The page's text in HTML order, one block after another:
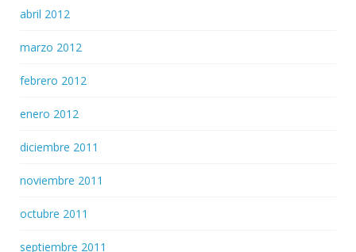
abril 2012
marzo 2012
febrero 2012
enero 2012
diciembre 2011
noviembre 2011
octubre 2011
septiembre 2011